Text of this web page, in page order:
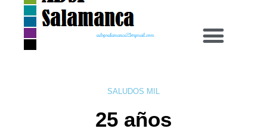
adspsalamanca21@gmail.com
SALUDOS MIL
25 años